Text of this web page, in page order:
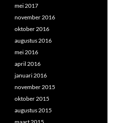
mei 2017
november 2016
oktober 2016
augustus 2016
mei 2016
april 2016
januari 2016
november 2015
oktober 2015
augustus 2015